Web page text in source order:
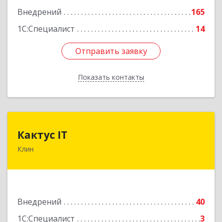
Внедрений
165
1С:Специалист
14
Отправить заявку
Показать контакты
Подробнее
Отправить заявку
Назад
Кактус IT
Клин
Внедрений
40
1С:Специалист
3